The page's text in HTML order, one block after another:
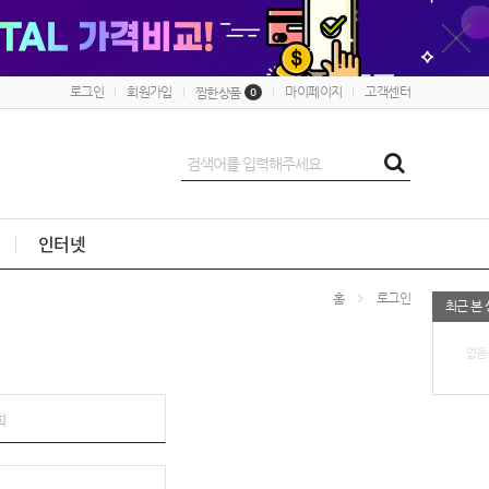
로그인 회원가입 찜한상품 0 마이페이지 고객센터
인터넷
최근 본
없음
홈 로그인